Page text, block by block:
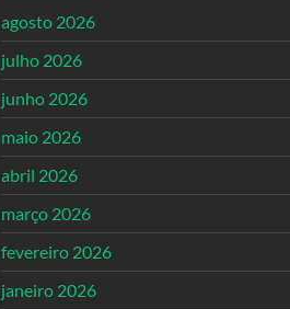
agosto 2026
julho 2026
junho 2026
maio 2026
abril 2026
março 2026
fevereiro 2026
janeiro 2026